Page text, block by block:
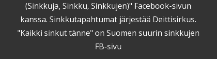
(Sinkkuja, Sinkku, Sinkkujen)" Facebook-sivun
kanssa. Sinkkutapahtumat järjestää Deittisirkus.
"Kaikki sinkut tänne" on Suomen suurin sinkkujen
FB-sivu